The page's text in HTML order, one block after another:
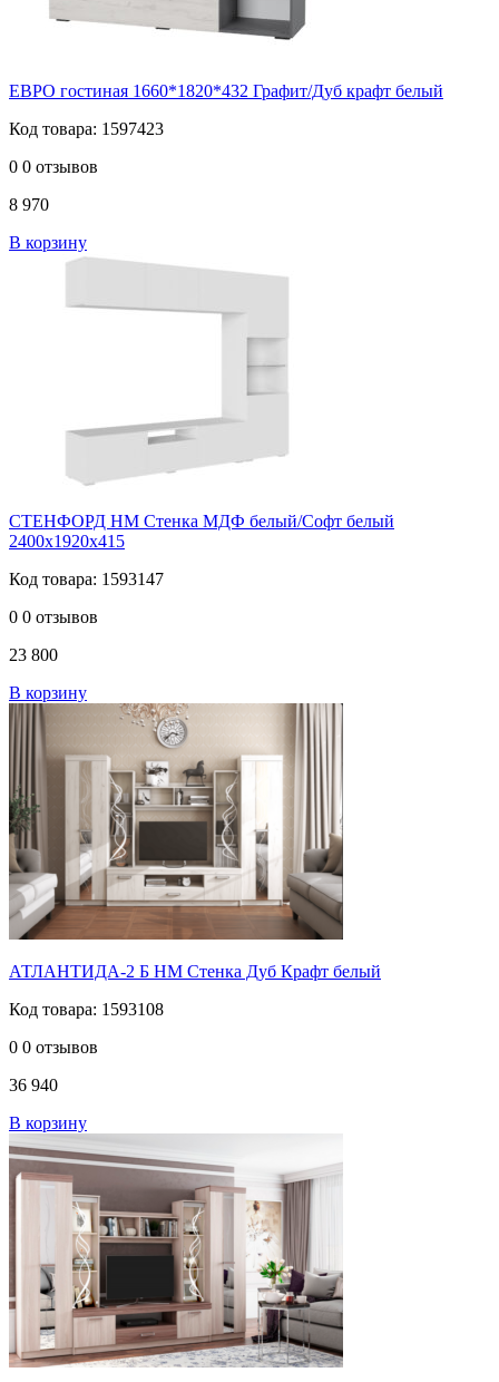
ЕВРО гостиная 1660*1820*432 Графит/Дуб крафт белый
Код товара: 1597423
0 0 отзывов
8 970
В корзину
СТЕНФОРД НМ Стенка МДФ белый/Софт белый
2400х1920х415
Код товара: 1593147
0 0 отзывов
23 800
В корзину
АТЛАНТИДА-2 Б НМ Стенка Дуб Крафт белый
Код товара: 1593108
0 0 отзывов
36 940
В корзину